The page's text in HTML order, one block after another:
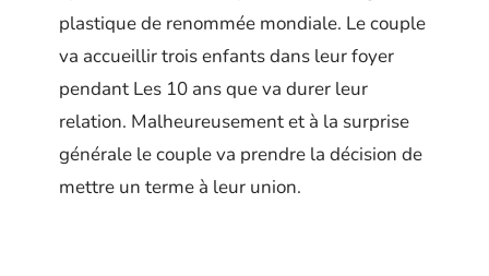
plastique de renommée mondiale. Le couple
va accueillir trois enfants dans leur foyer
pendant Les 10 ans que va durer leur
relation. Malheureusement et à la surprise
générale le couple va prendre la décision de
mettre un terme à leur union.